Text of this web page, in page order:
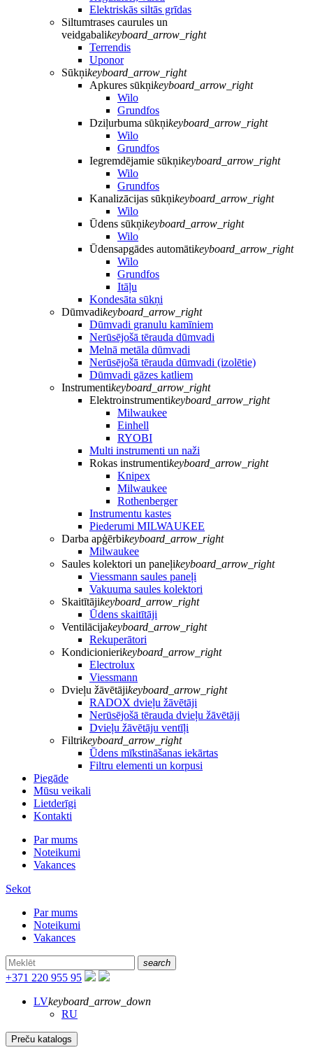
Elektriskās siltās grīdas
Siltumtrases caurules un
veidgabalikeyboard_arrow_right
Terrendis
Uponor
Sūkņikeyboard_arrow_right
Apkures sūkņikeyboard_arrow_right
Wilo
Grundfos
Dziļurbuma sūkņikeyboard_arrow_right
Wilo
Grundfos
Iegremdējamie sūkņikeyboard_arrow_right
Wilo
Grundfos
Kanalizācijas sūkņikeyboard_arrow_right
Wilo
Ūdens sūkņikeyboard_arrow_right
Wilo
Ūdensapgādes automātikeyboard_arrow_right
Wilo
Grundfos
Itāļu
Kondesāta sūkņi
Dūmvadikeyboard_arrow_right
Dūmvadi granulu kamīniem
Nerūsējošā tērauda dūmvadi
Melnā metāla dūmvadi
Nerūsējošā tērauda dūmvadi (izolētie)
Dūmvadi gāzes katliem
Instrumentikeyboard_arrow_right
Elektroinstrumentikeyboard_arrow_right
Milwaukee
Einhell
RYOBI
Multi instrumenti un naži
Rokas instrumentikeyboard_arrow_right
Knipex
Milwaukee
Rothenberger
Instrumentu kastes
Piederumi MILWAUKEE
Darba apģērbikeyboard_arrow_right
Milwaukee
Saules kolektori un paneļikeyboard_arrow_right
Viessmann saules paneļi
Vakuuma saules kolektori
Skaitītājikeyboard_arrow_right
Ūdens skaitītāji
Ventilācijakeyboard_arrow_right
Rekuperātori
Kondicionierikeyboard_arrow_right
Electrolux
Viessmann
Dvieļu žāvētājikeyboard_arrow_right
RADOX dvieļu žāvētāji
Nerūsējošā tērauda dvieļu žāvētāji
Dvieļu žāvētāju ventīļi
Filtrikeyboard_arrow_right
Ūdens mīkstināšanas iekārtas
Filtru elementi un korpusi
Piegāde
Mūsu veikali
Lietderīgi
Kontakti
Par mums
Noteikumi
Vakances
Sekot
Par mums
Noteikumi
Vakances
search
+371 220 955 95
LVkeyboard_arrow_down
RU
Preču katalogs